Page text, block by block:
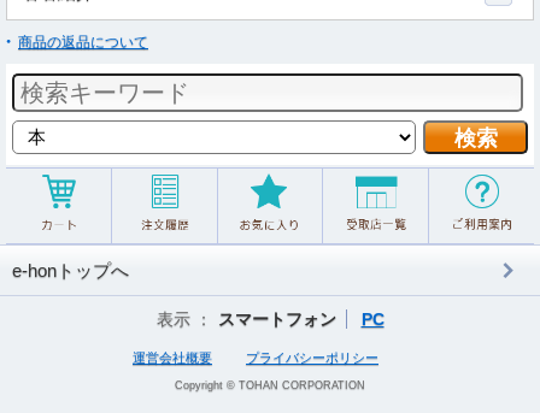
商品の返品について
e-honトップへ
表示 ： スマートフォン PC
運営会社概要 プライバシーポリシー
Copyright © TOHAN CORPORATION